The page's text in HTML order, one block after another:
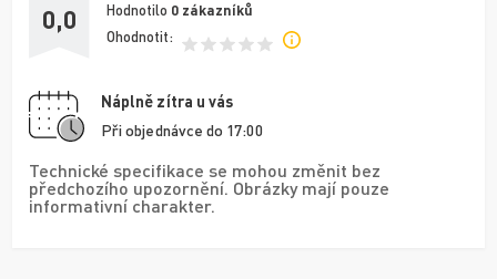
0,0 Hodnotilo 0 zákazníků
Ohodnotit:
Náplně zítra u vás
Při objednávce do 17:00
Technické specifikace se mohou změnit bez
předchozího upozornění. Obrázky mají pouze
informativní charakter.